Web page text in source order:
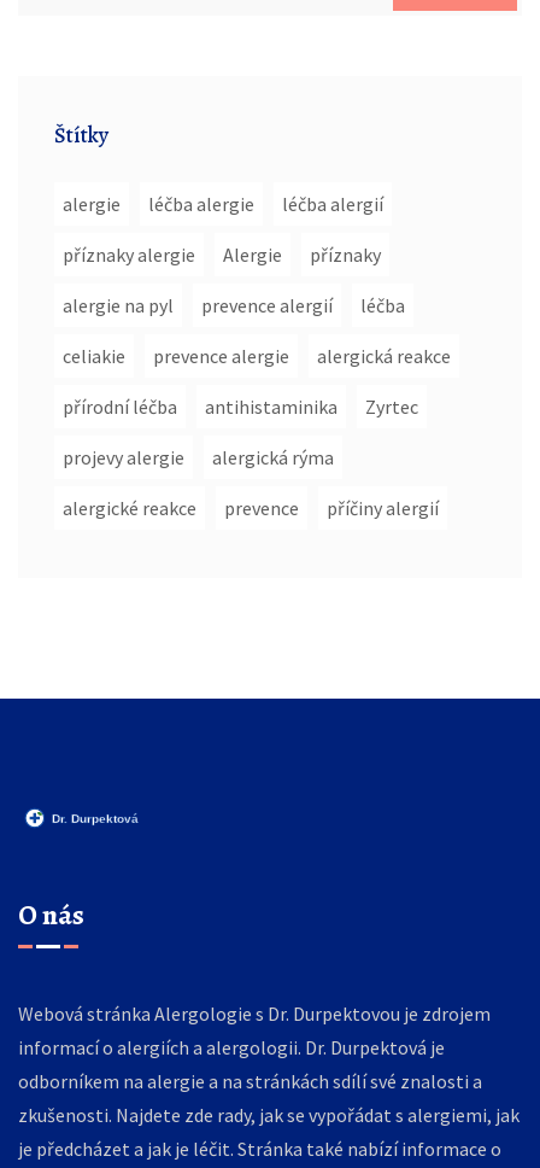
Štítky
alergie léčba alergie léčba alergií
příznaky alergie Alergie příznaky
alergie na pyl prevence alergií léčba
celiakie prevence alergie alergická reakce
přírodní léčba antihistaminika Zyrtec
projevy alergie alergická rýma
alergické reakce prevence příčiny alergií
O nás
Webová stránka Alergologie s Dr. Durpektovou je zdrojem
informací o alergiích a alergologii. Dr. Durpektová je
odborníkem na alergie a na stránkách sdílí své znalosti a
zkušenosti. Najdete zde rady, jak se vypořádat s alergiemi, jak
je předcházet a jak je léčit. Stránka také nabízí informace o